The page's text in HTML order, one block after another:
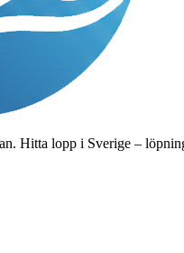
Hitta lopp i Sverige –